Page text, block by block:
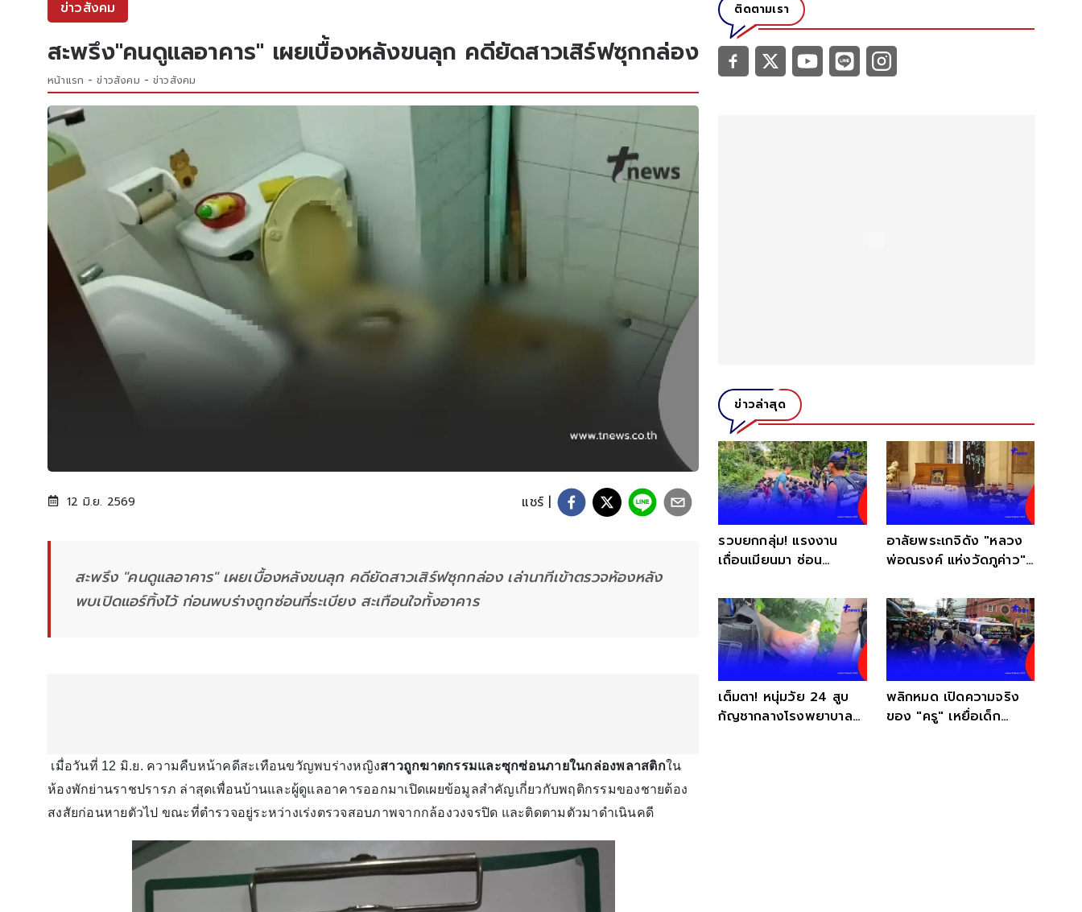
ข่าวสังคม
สะพรึง"คนดูแลอาคาร" เผยเบื้องหลังขนลุก คดียัดสาวเสิร์ฟซุกกล่อง
หน้าแรก ข่าวสังคม ข่าวสังคม
12 มิ.ย. 2569 แชร์ |
สะพรึง "คนดูแลอาคาร" เผยเบื้องหลังขนลุก คดียัดสาวเสิร์ฟซุกกล่อง เล่านาทีเข้าตรวจห้องหลัง
พบเปิดแอร์ทิ้งไว้ ก่อนพบร่างถูกซ่อนที่ระเบียง สะเทือนใจทั้งอาคาร
เมื่อวันที่ 12 มิ.ย. ความคืบหน้าคดีสะเทือนขวัญพบร่างหญิงสาวถูกฆาตกรรมและซุกซ่อนภายในกล่องพลาสติกใน
ห้องพักย่านราชปรารภ ล่าสุดเพื่อนบ้านและผู้ดูแลอาคารออกมาเปิดเผยข้อมูลสำคัญเกี่ยวกับพฤติกรรมของชายต้อง
สงสัยก่อนหายตัวไป ขณะที่ตำรวจอยู่ระหว่างเร่งตรวจสอบภาพจากกล้องวงจรปิด และติดตามตัวมาดำเนินคดี
ติดตามเรา
ข่าวล่าสุด
รวบยกกลุ่ม! แรงงาน
เถื่อนเมียนมา ซ่อน
อาลัยพระเกจิดัง "หลวง
พ่อณรงค์ แห่งวัดภูค่าว"
เต็มตา! หนุ่มวัย 24 สูบ
กัญชากลางโรงพยาบาล
พลิกหมด เปิดความจริง
ของ "ครู" เหยื่อเด็ก